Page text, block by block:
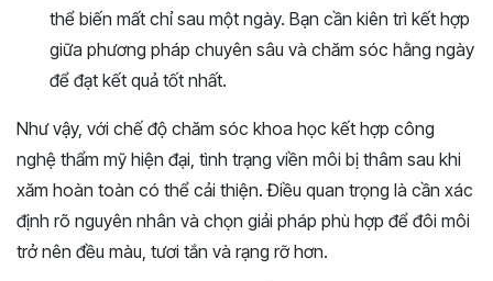
thể biến mất chỉ sau một ngày. Bạn cần kiên trì kết hợp
giữa phương pháp chuyên sâu và chăm sóc hằng ngày
để đạt kết quả tốt nhất.
Như vậy, với chế độ chăm sóc khoa học kết hợp công
nghệ thẩm mỹ hiện đại, tình trạng viền môi bị thâm sau khi
xăm hoàn toàn có thể cải thiện. Điều quan trọng là cần xác
định rõ nguyên nhân và chọn giải pháp phù hợp để đôi môi
trở nên đều màu, tươi tắn và rạng rỡ hơn.